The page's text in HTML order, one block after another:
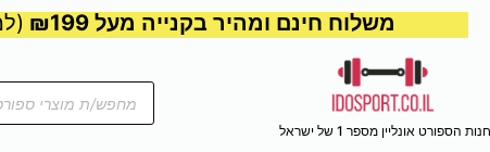
משלוח חינם ומהיר בקנייה מעל ₪199
חנות הספורט אונליין מספר 1 של ישראל
Products
search